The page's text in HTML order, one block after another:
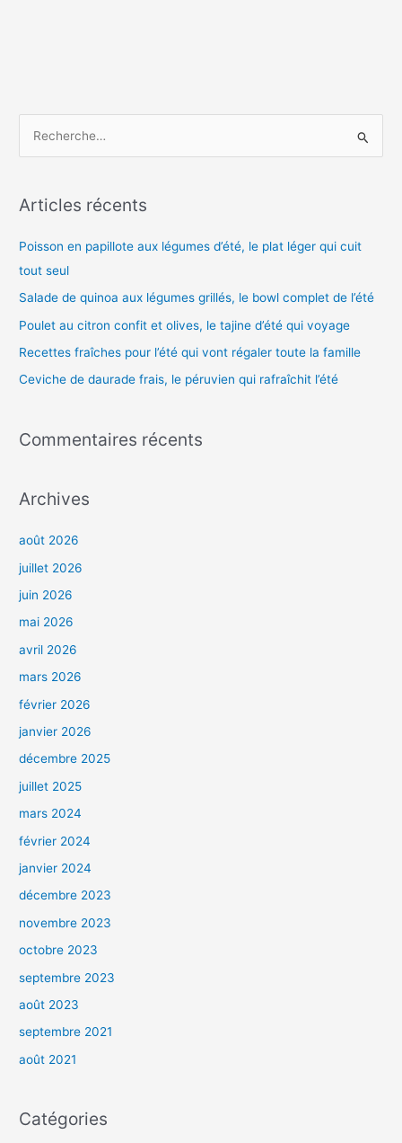
h
r
c
h
e
Articles récents
Poisson en papillote aux légumes d’été, le plat léger qui cuit
tout seul
Salade de quinoa aux légumes grillés, le bowl complet de l’été
Poulet au citron confit et olives, le tajine d’été qui voyage
Recettes fraîches pour l’été qui vont régaler toute la famille
Ceviche de daurade frais, le péruvien qui rafraîchit l’été
Commentaires récents
Archives
août 2026
juillet 2026
juin 2026
mai 2026
avril 2026
mars 2026
février 2026
janvier 2026
décembre 2025
juillet 2025
mars 2024
février 2024
janvier 2024
décembre 2023
novembre 2023
octobre 2023
septembre 2023
août 2023
septembre 2021
août 2021
Catégories